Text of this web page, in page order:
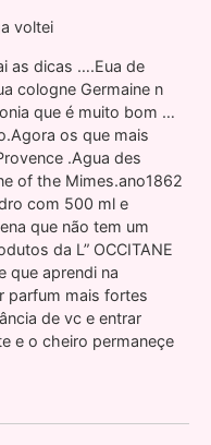
voltei
as dicas ….Eua de
cologne Germaine n
que é muito bom …
os que mais
.Agua des
of the Mimes.ano1862
com 500 ml e
que não tem um
da L” OCCITANE
que aprendi na
parfum mais fortes
de vc e entrar
e o cheiro permaneçe